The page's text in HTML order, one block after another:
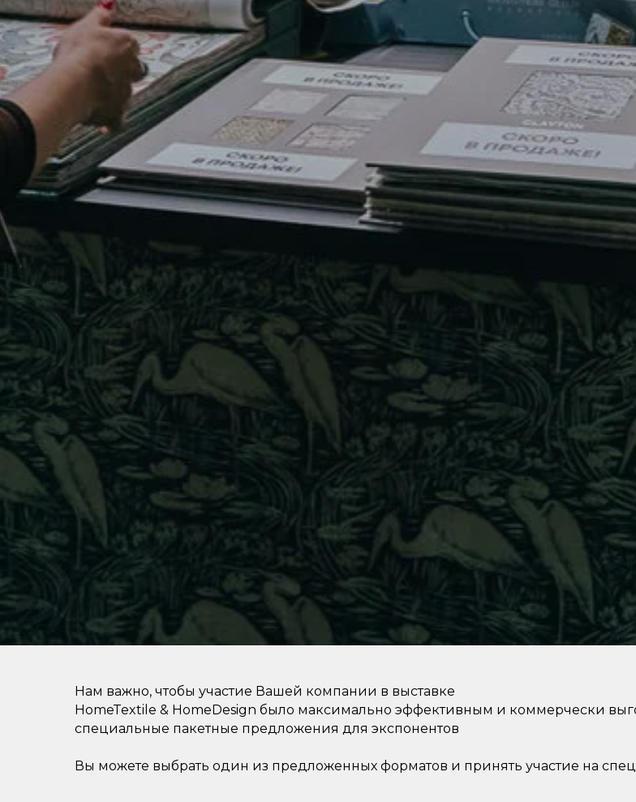
Нам важно, чтобы участие Вашей компании в выставке
HomeTextile & HomeDesign было максимально эффективным и коммерчески
специальные пакетные предложения для экспонентов
Вы можете выбрать один из предложенных форматов и принять участие на